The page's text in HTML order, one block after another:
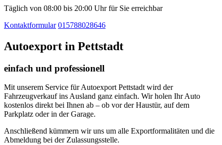
Täglich von 08:00 bis 20:00 Uhr für Sie erreichbar
Kontaktformular 015788028646
Autoexport in Pettstadt
einfach und professionell
Mit unserem Service für Autoexport Pettstadt wird der
Fahrzeugverkauf ins Ausland ganz einfach. Wir holen Ihr Auto
kostenlos direkt bei Ihnen ab – ob vor der Haustür, auf dem
Parkplatz oder in der Garage.
Anschließend kümmern wir uns um alle Exportformalitäten und die
Abmeldung bei der Zulassungsstelle.